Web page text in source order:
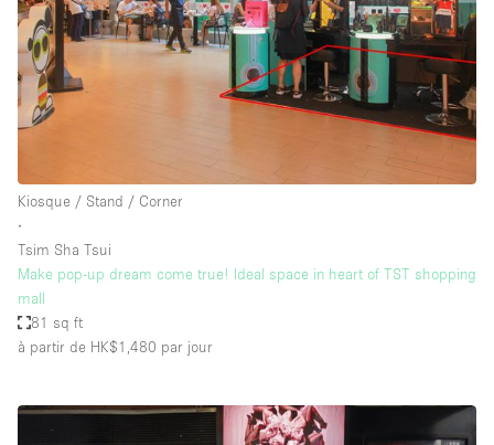
Kiosque / Stand / Corner
∙
Tsim Sha Tsui
Make pop-up dream come true! Ideal space in heart of TST shopping
mall
81 sq ft
à partir de HK$1,480 par jour